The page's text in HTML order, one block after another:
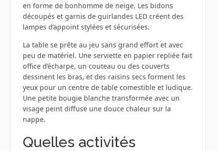
en forme de bonhomme de neige. Les bidons
découpés et garnis de guirlandes LED créent des
lampes d’appoint stylées et sécurisées.
La table se prête au jeu sans grand effort et avec
peu de matériel. Une serviette en papier repliée fait
office d’écharpe, un couteau ou des couverts
dessinent les bras, et des raisins secs forment les
yeux pour un centre de table comestible et ludique.
Une petite bougie blanche transformée avec un
visage peint diffuse une douce chaleur sur la
nappe.
Quelles activités